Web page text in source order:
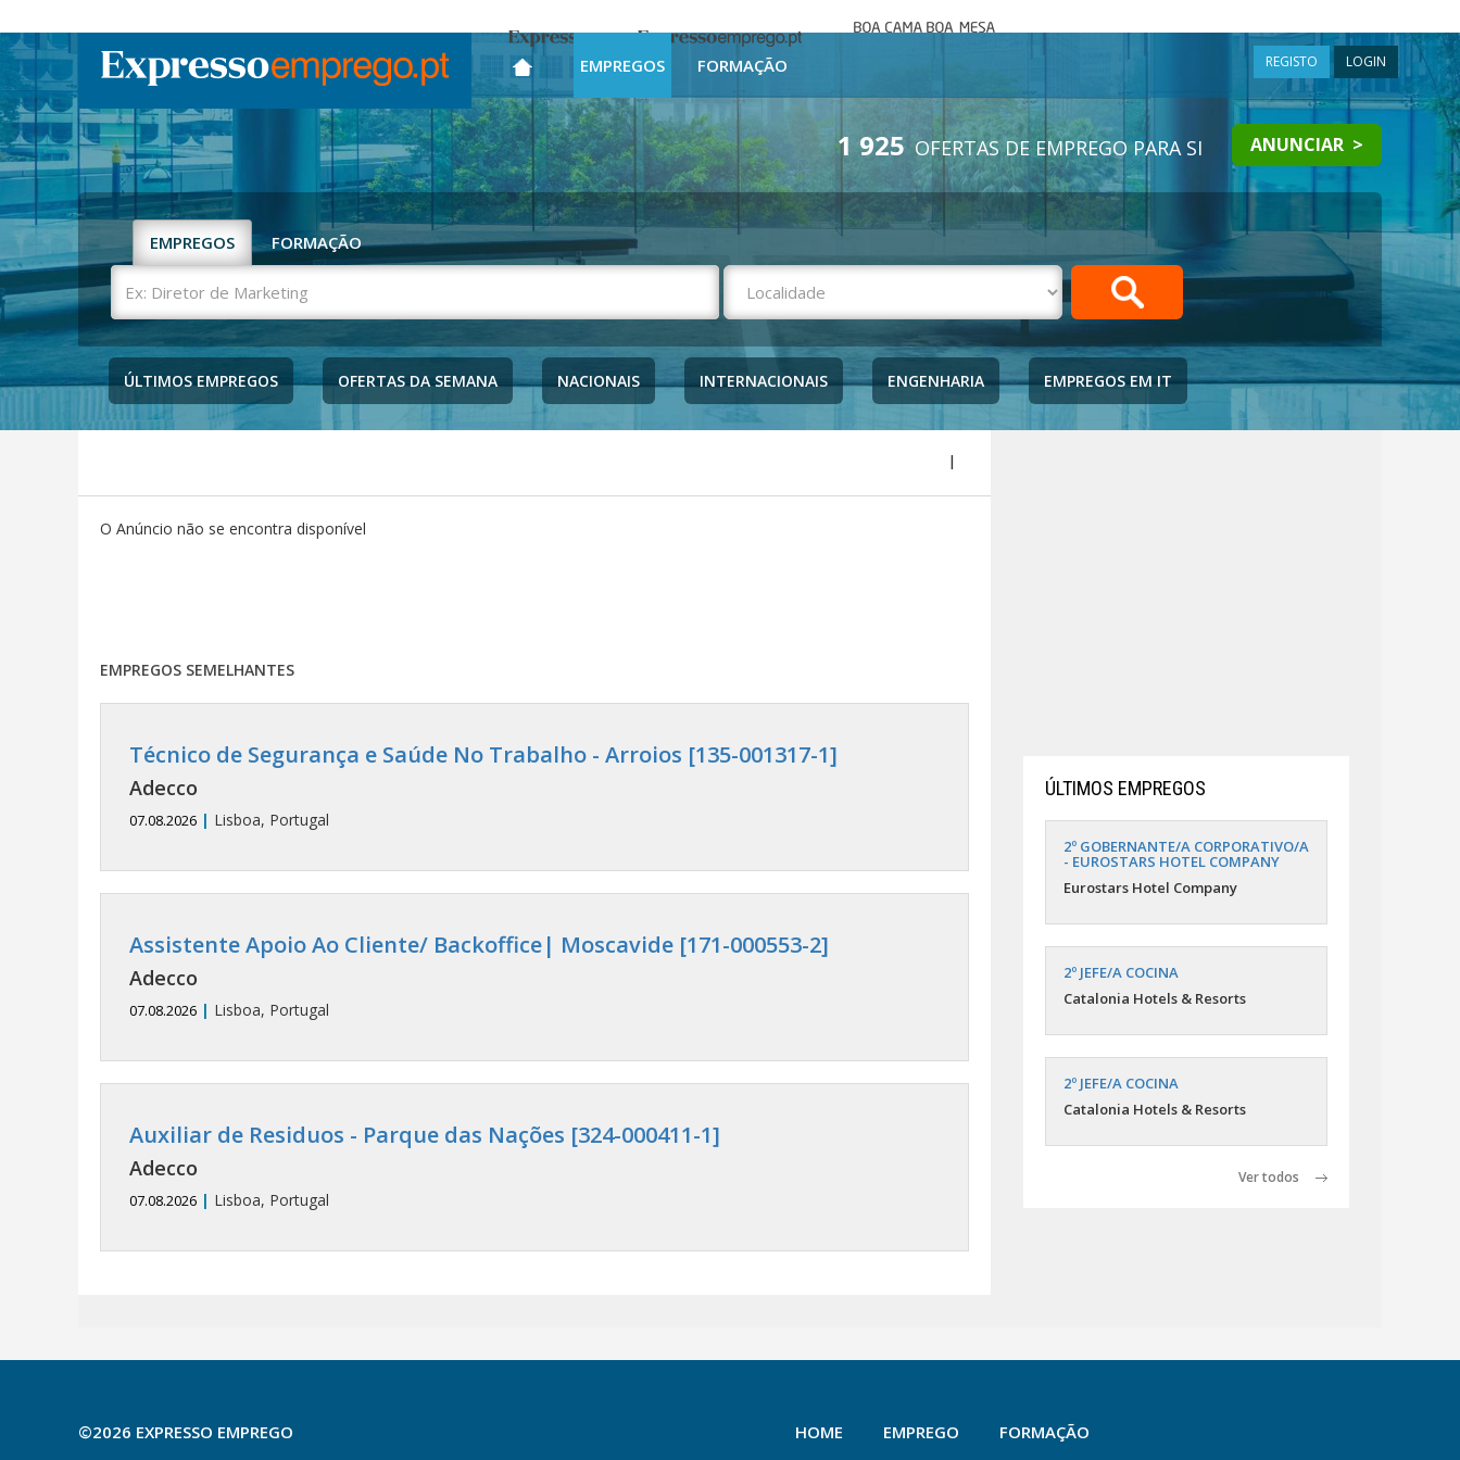
Expresso Expresso Emprego
mesa
EMPREGOS FORMAÇÃO REGISTO LOGIN
1 925 OFERTAS DE EMPREGO PARA SI ANUNCIAR >
EMPREGOS FORMAÇÃO
Ex:
Diretor
de
ÚLTIMOS EMPREGOS
OFERTAS DA SEMANA NACIONAIS INTERNACIONAIS ENGENHARIA EMPREGOS EM IT
|
O Anúncio não se encontra disponível
EMPREGOS SEMELHANTES
Técnico de Segurança e Saúde No Trabalho - Arroios [135-001317-1]
Adecco
07.08.2026 | Lisboa, Portugal
Assistente Apoio Ao Cliente/ Backoffice| Moscavide [171-000553-2]
Adecco
07.08.2026 | Lisboa, Portugal
Auxiliar de Residuos - Parque das Nações [324-000411-1]
Adecco
07.08.2026 | Lisboa, Portugal
ÚLTIMOS EMPREGOS
2º GOBERNANTE/A CORPORATIVO/A
- EUROSTARS HOTEL COMPANY
Eurostars Hotel Company
2º JEFE/A COCINA
Catalonia Hotels & Resorts
2º JEFE/A COCINA
Catalonia Hotels & Resorts
Ver todos
©2026 EXPRESSO EMPREGO HOME EMPREGO FORMAÇÃO